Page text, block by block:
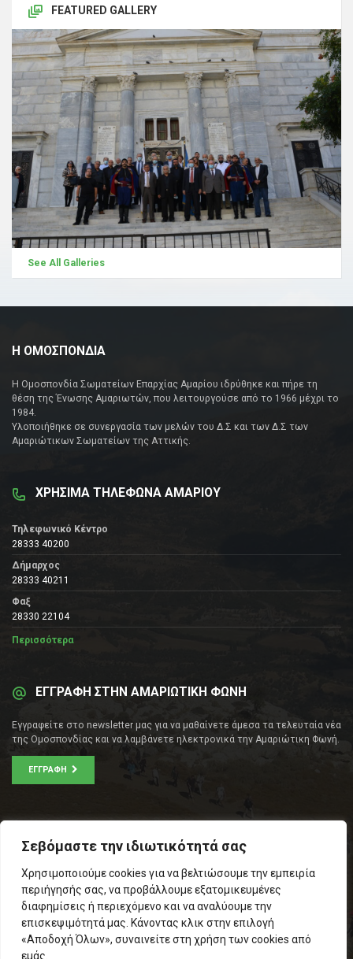
Σεβόμαστε την ιδιωτικότητά σας
Χρησιμοποιούμε cookies για να βελτιώσουμε την εμπειρία
περιήγησής σας, να προβάλλουμε εξατομικευμένες
διαφημίσεις ή περιεχόμενο και να αναλύουμε την
επισκεψιμότητά μας. Κάνοντας κλικ στην επιλογή
«Αποδοχή Όλων», συναινείτε στη χρήση των cookies από
εμάς.
FEATURED GALLERY
See All Galleries
Η ΟΜΟΣΠΟΝΔΙΑ
Η Ομοσπονδία Σωματείων Επαρχίας Αμαρίου ιδρύθηκε και πήρε τη
θέση της Ένωσης Αμαριωτών, που λειτουργούσε από το 1966 μέχρι το
1984.
Υλοποιήθηκε σε συνεργασία των μελών του Δ.Σ και των Δ.Σ των
Αμαριώτικων Σωματείων της Αττικής.
ΧΡΗΣΙΜΑ ΤΗΛΕΦΩΝΑ ΑΜΑΡΙΟΥ
Τηλεφωνικό Κέντρο
28333 40200
Δήμαρχος
28333 40211
Φαξ
28330 22104
Περισσότερα
ΕΓΓΡΑΦΗ ΣΤΗΝ ΑΜΑΡΙΩΤΙΚΗ ΦΩΝΗ
Εγγραφείτε στο newsletter μας για να μαθαίνετε άμεσα τα τελευταία νέα
της Ομοσπονδίας και να λαμβάνετε ηλεκτρονικά την Αμαριώτικη Φωνή.
ΕΓΓΡΑΦΉ
Τ.Κ.: 105 53
Τηλ. – Fax: 210 33 14 346
Τηλ. Προέδρου: 6971566783
Email:info@omospamari.gr